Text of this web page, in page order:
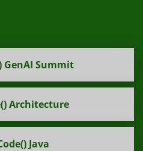
GenAI Summit
Architecture
Java